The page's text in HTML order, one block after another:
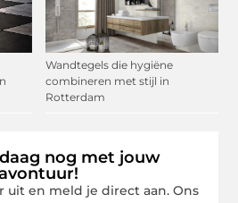
Wandtegels die hygiëne
combineren met stijl in
Rotterdam
nog met jouw
uit en meld je direct aan. Ons